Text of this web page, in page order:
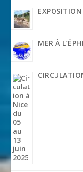
EXPOSITION
MER À